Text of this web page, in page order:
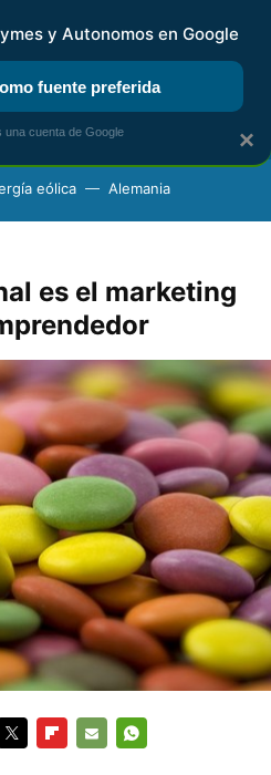
KIT DIGITAL RENTA
eólica Alemania
es el marketing
×
y Autonomos en Google
fuente preferida
una cuenta de Google